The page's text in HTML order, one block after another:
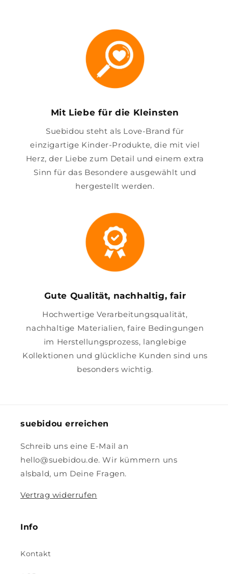
Mit Liebe für die Kleinsten
Suebidou steht als Love-Brand für
einzigartige Kinder-Produkte, die mit viel
Herz, der Liebe zum Detail und einem extra
Sinn für das Besondere ausgewählt und
hergestellt werden.
Gute Qualität, nachhaltig, fair
Hochwertige Verarbeitungsqualität,
nachhaltige Materialien, faire Bedingungen
im Herstellungsprozess, langlebige
Kollektionen und glückliche Kunden sind uns
besonders wichtig.
suebidou erreichen
Schreib uns eine E-Mail an
hello@suebidou.de. Wir kümmern uns
alsbald, um Deine Fragen.
Vertrag widerrufen
Info
Kontakt